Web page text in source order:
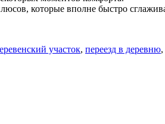
которые вполне быстро
участок, переезд в деревню,